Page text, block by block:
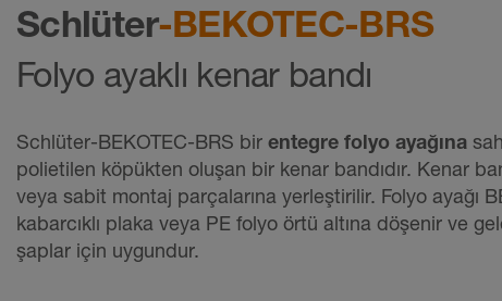
Schlüter-BEKOTEC-BRS
Folyo ayaklı kenar bandı
Schlüter-BEKOTEC-BRS bir entegre folyo ayağına
polietilen köpükten oluşan bir kenar bandıdır. Kenar
veya sabit montaj parçalarına yerleştirilir. Folyo ayağı
kabarcıklı plaka veya PE folyo örtü altına döşenir ve
şaplar için uygundur.